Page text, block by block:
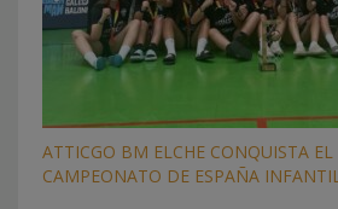
ATTICGO BM ELCHE CONQUISTA
CAMPEONATO DE ESPAÑA